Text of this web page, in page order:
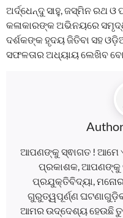
ଅର୍ଦ୍ଧେନ୍ଦୁ ସାହୁ, ଜସ୍ମିନ ରଥ ଓ
କଳାକାରଙ୍କ ଅଭିନୟରେ
ଦର୍ଶକଙ୍କ ହୃଦୟ ଜିତିବା ସହ
ସଫଳତାର ଅଧ୍ୟାୟ ଲେଖିବ
ଆପଣଙ୍କୁ ସ୍ଵାଗତ ! ଆମେ
ପ୍ରକାଶକ, ଆପଣଙ୍କୁ
ପ୍ରଯୁକ୍ତିବିଦ୍ୟା,
ଗୁରୁତ୍ୱପୂର୍ଣ୍ଣ
ଆମର ଉଦ୍ଦେଶ୍ୟ ହେଉଛି